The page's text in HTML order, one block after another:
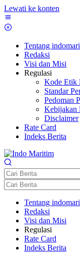
Lewati ke konten
Tentang
Redaksi
Visi dan Misi
Regulasi
Kode Etik
Standar
Pedoman
Kebijakan
Disclaimer
Rate Card
Indeks Berita
Tentang
Redaksi
Visi dan Misi
Regulasi
Rate Card
Indeks Berita